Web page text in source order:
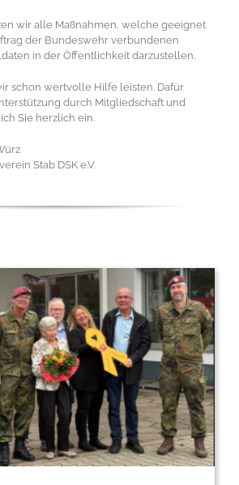
wir alle Maßnahmen, welche geeignet
der Bundeswehr ver­bun­denen
in der Öffent­lich­keit darzustellen.
schon wertvolle Hilfe leisten. Dafür
durch Mitgliedschaft und
Sie herzlich ein.
Stab DSK e.V.